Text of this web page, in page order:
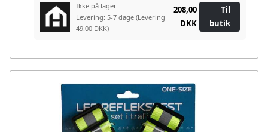
Ikke på lager
Levering: 5-7 dage (Levering
49.00 DKK)
208,00
DKK
Til
butik